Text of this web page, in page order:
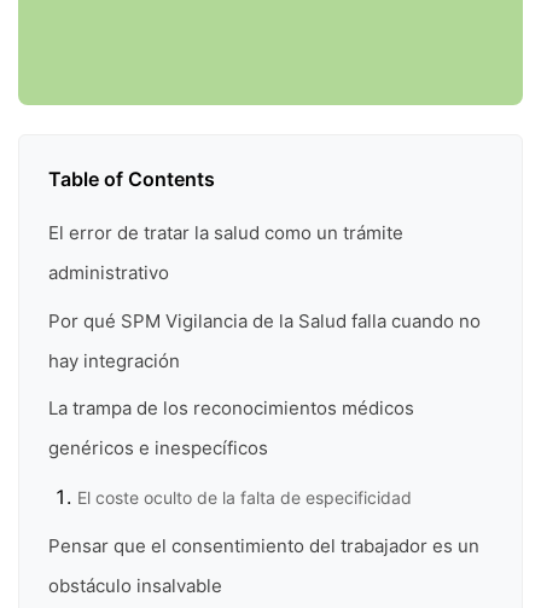
Table of Contents
El error de tratar la salud como un trámite
administrativo
Por qué SPM Vigilancia de la Salud falla cuando no
hay integración
La trampa de los reconocimientos médicos
genéricos e inespecíficos
El coste oculto de la falta de especificidad
Pensar que el consentimiento del trabajador es un
obstáculo insalvable